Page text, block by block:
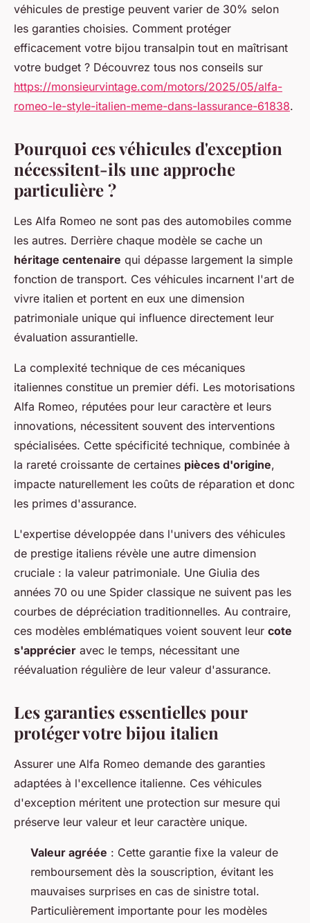
véhicules de prestige peuvent varier de 30% selon
les garanties choisies. Comment protéger
efficacement votre bijou transalpin tout en maîtrisant
votre budget ? Découvrez tous nos conseils sur
https://monsieurvintage.com/motors/2025/05/alfa-
romeo-le-style-italien-meme-dans-lassurance-61838.
Pourquoi ces véhicules d'exception
nécessitent-ils une approche
particulière ?
Les Alfa Romeo ne sont pas des automobiles comme
les autres. Derrière chaque modèle se cache un
héritage centenaire qui dépasse largement la simple
fonction de transport. Ces véhicules incarnent l'art de
vivre italien et portent en eux une dimension
patrimoniale unique qui influence directement leur
évaluation assurantielle.
La complexité technique de ces mécaniques
italiennes constitue un premier défi. Les motorisations
Alfa Romeo, réputées pour leur caractère et leurs
innovations, nécessitent souvent des interventions
spécialisées. Cette spécificité technique, combinée à
la rareté croissante de certaines pièces d'origine,
impacte naturellement les coûts de réparation et donc
les primes d'assurance.
L'expertise développée dans l'univers des véhicules
de prestige italiens révèle une autre dimension
cruciale : la valeur patrimoniale. Une Giulia des
années 70 ou une Spider classique ne suivent pas les
courbes de dépréciation traditionnelles. Au contraire,
ces modèles emblématiques voient souvent leur cote
s'apprécier avec le temps, nécessitant une
réévaluation régulière de leur valeur d'assurance.
Les garanties essentielles pour
protéger votre bijou italien
Assurer une Alfa Romeo demande des garanties
adaptées à l'excellence italienne. Ces véhicules
d'exception méritent une protection sur mesure qui
préserve leur valeur et leur caractère unique.
Valeur agréée : Cette garantie fixe la valeur de
remboursement dès la souscription, évitant les
mauvaises surprises en cas de sinistre total.
Particulièrement importante pour les modèles